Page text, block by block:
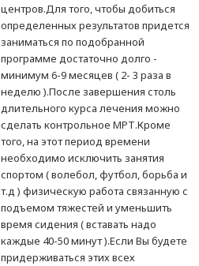
центров.Для того, чтобы добиться
определенных результатов придется
заниматься по подобранной
программе достаточно долго -
минимум 6-9 месяцев ( 2- 3 раза в
неделю ).После завершения столь
длительного курса лечения можно
сделать контрольное МРТ.Кроме
того, на этот период времени
необходимо исключить занятия
спортом ( волебол, футбол, борьба и
т.д ) физическую работа связанную с
подъемом тяжестей и уменьшить
время сидения ( вставать надо
каждые 40-50 минут ).Если Вы будете
придерживаться этих всех